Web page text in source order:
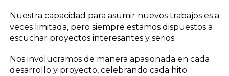
Nuestra capacidad para asumir nuevos trabajos es a
veces limitada, pero siempre estamos dispuestos a
escuchar proyectos interesantes y serios.
Nos involucramos de manera apasionada en cada
desarrollo y proyecto, celebrando cada hito